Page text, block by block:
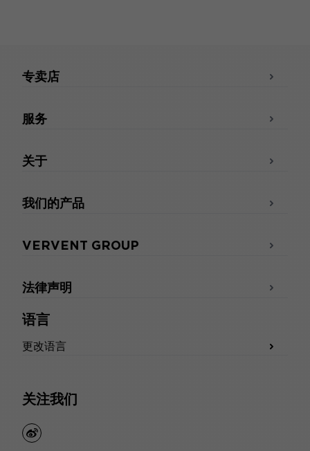
语言
更改语言
关注我们
weibo
专卖店
服务
关于
我们的产品
VERVENT GROUP
法律声明